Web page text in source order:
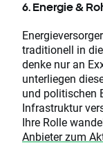
6. Energie &
traditionell in
denke nur an
unterliegen
und politischen
Infrastruktur
Ihre Rolle
Anbieter zum